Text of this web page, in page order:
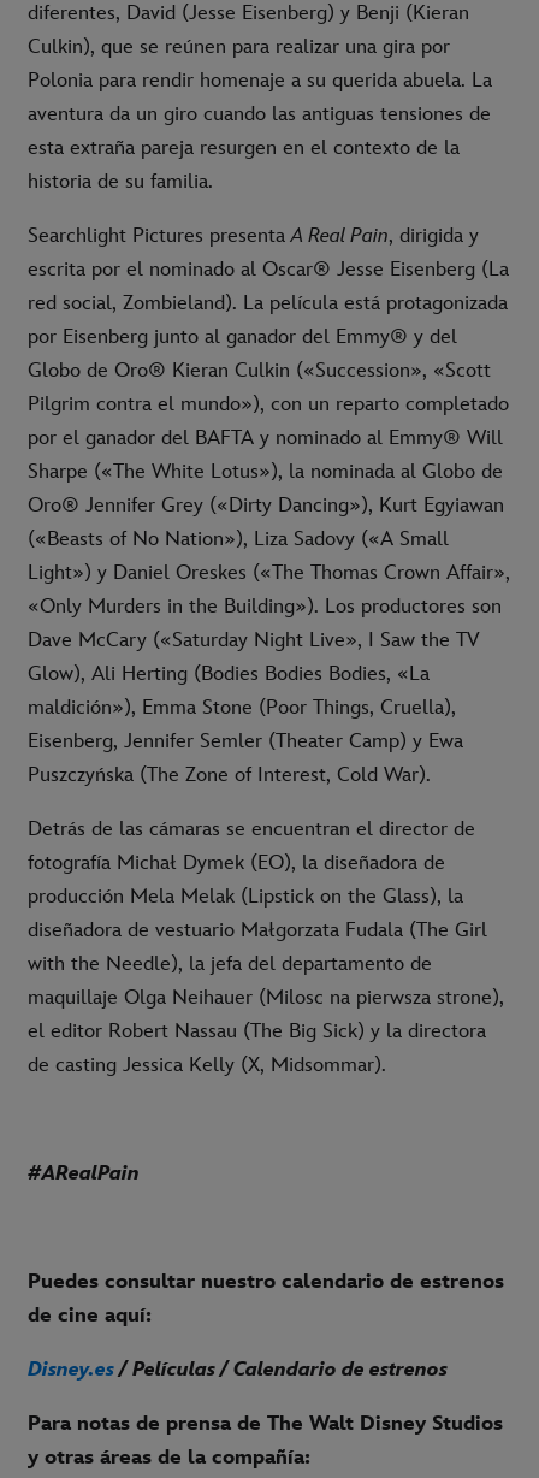
diferentes, David (Jesse Eisenberg) y Benji (Kieran
Culkin), que se reúnen para realizar una gira por
Polonia para rendir homenaje a su querida abuela. La
aventura da un giro cuando las antiguas tensiones de
esta extraña pareja resurgen en el contexto de la
historia de su familia.
Searchlight Pictures presentaA Real Pain, dirigida y
escrita por el nominado al Oscar® Jesse Eisenberg (La
red social, Zombieland). La película está protagonizada
por Eisenberg junto al ganador del Emmy® y del
Globo de Oro® Kieran Culkin («Succession», «Scott
Pilgrim contra el mundo»), con un reparto completado
por el ganador del BAFTA y nominado al Emmy® Will
Sharpe («The White Lotus»), la nominada al Globo de
Oro® Jennifer Grey («Dirty Dancing»), Kurt Egyiawan
(«Beasts of No Nation»), Liza Sadovy («A Small
Light») y Daniel Oreskes («The Thomas Crown Affair»,
«Only Murders in the Building»). Los productores son
Dave McCary («Saturday Night Live», I Saw the TV
Glow), Ali Herting (Bodies Bodies Bodies, «La
maldición»), Emma Stone (Poor Things, Cruella),
Eisenberg, Jennifer Semler (Theater Camp) y Ewa
Puszczyńska (The Zone of Interest, Cold War).
Detrás de las cámaras se encuentran el director de
fotografía Michał Dymek (EO), la diseñadora de
producción Mela Melak (Lipstick on the Glass), la
diseñadora de vestuario Małgorzata Fudala (The Girl
with the Needle), la jefa del departamento de
maquillaje Olga Neihauer (Milosc na pierwsza strone),
el editor Robert Nassau (The Big Sick) y la directora
de casting Jessica Kelly (X, Midsommar).
#ARealPain
Puedes consultar nuestro calendario de estrenos
de cine aquí:
Disney.es/ Películas / Calendario de estrenos
Para notas de prensa de The Walt Disney Studios
y otras áreas de la compañía: